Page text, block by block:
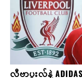
လီဗာပူးလ်နဲ့